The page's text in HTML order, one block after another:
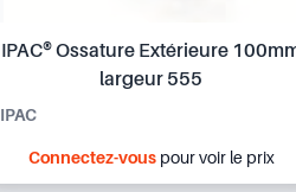
IPAC® Ossature Extérieure
largeur 555
IPAC
Connectez-vouspour voir le prix